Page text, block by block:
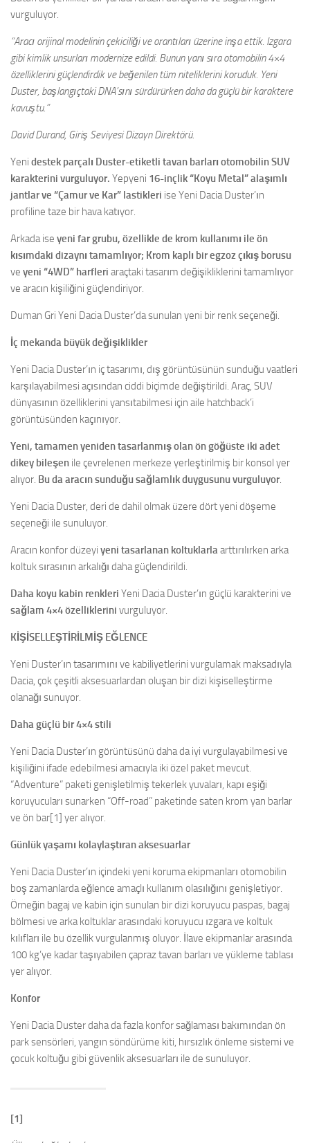
vurguluyor.
“Aracı orijinal modelinin çekiciliği ve orantıları üzerine inşa ettik. Izgara
gibi kimlik unsurları modernize edildi. Bunun yanı sıra otomobilin 4×4
özelliklerini güçlendirdik ve beğenilen tüm niteliklerini koruduk. Yeni
Duster, başlangıçtaki DNA’sını sürdürürken daha da güçlü bir karaktere
kavuştu.”
David Durand, Giriş Seviyesi Dizayn Direktörü.
Yeni destek parçalı Duster-etiketli tavan barları otomobilin SUV
karakterini vurguluyor. Yepyeni 16-inçlik “Koyu Metal” alaşımlı
jantlar ve “Çamur ve Kar” lastikleri ise Yeni Dacia Duster’ın
profiline taze bir hava katıyor.
Arkada ise yeni far grubu, özellikle de krom kullanımı ile ön
kısımdaki dizaynı tamamlıyor; Krom kaplı bir egzoz çıkış borusu
ve yeni “4WD” harfleri araçtaki tasarım değişikliklerini tamamlıyor
ve aracın kişiliğini güçlendiriyor.
Duman Gri Yeni Dacia Duster’da sunulan yeni bir renk seçeneği.
İç mekanda büyük değişiklikler
Yeni Dacia Duster’ın iç tasarımı, dış görüntüsünün sunduğu vaatleri
karşılayabilmesi açısından ciddi biçimde değiştirildi. Araç, SUV
dünyasının özelliklerini yansıtabilmesi için aile hatchback’i
görüntüsünden kaçınıyor.
Yeni, tamamen yeniden tasarlanmış olan ön göğüste iki adet
dikey bileşen ile çevrelenen merkeze yerleştirilmiş bir konsol yer
alıyor. Bu da aracın sunduğu sağlamlık duygusunu vurguluyor.
Yeni Dacia Duster, deri de dahil olmak üzere dört yeni döşeme
seçeneği ile sunuluyor.
Aracın konfor düzeyi yeni tasarlanan koltuklarlaarttırılırken arka
koltuk sırasının arkalığı daha güçlendirildi.
Daha koyu kabin renkleri Yeni Dacia Duster’ın güçlü karakterini ve
sağlam 4×4 özelliklerini vurguluyor.
KİŞİSELLEŞTİRİLMİŞ EĞLENCE
Yeni Duster’ın tasarımını ve kabiliyetlerini vurgulamak maksadıyla
Dacia, çok çeşitli aksesuarlardan oluşan bir dizi kişiselleştirme
olanağı sunuyor.
Daha güçlü bir 4×4 stili
Yeni Dacia Duster’ın görüntüsünü daha da iyi vurgulayabilmesi ve
kişiliğini ifade edebilmesi amacıyla iki özel paket mevcut.
“Adventure” paketi genişletilmiş tekerlek yuvaları, kapı eşiği
koruyucuları sunarken “Off-road” paketinde saten krom yan barlar
ve ön bar[1] yer alıyor.
Günlük yaşamı kolaylaştıran aksesuarlar
Yeni Dacia Duster’ın içindeki yeni koruma ekipmanları otomobilin
boş zamanlarda eğlence amaçlı kullanım olasılığını genişletiyor.
Örneğin bagaj ve kabin için sunulan bir dizi koruyucu paspas, bagaj
bölmesi ve arka koltuklar arasındaki koruyucu ızgara ve koltuk
kılıfları ile bu özellik vurgulanmış oluyor. İlave ekipmanlar arasında
100 kg’ye kadar taşıyabilen çapraz tavan barları ve yükleme tablası
yer alıyor.
Konfor
Yeni Dacia Duster daha da fazla konfor sağlaması bakımından ön
park sensörleri, yangın söndürüme kiti, hırsızlık önleme sistemi ve
çocuk koltuğu gibi güvenlik aksesuarları ile de sunuluyor.
[1]